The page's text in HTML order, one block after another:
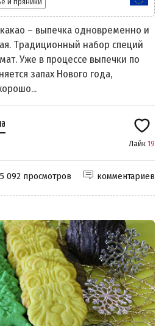
– выпечка одновременно и
Традиционный набор специй
Уже в процессе выпечки по
запах Нового года,
Лайк 19
комментариев
5 092 просмотров